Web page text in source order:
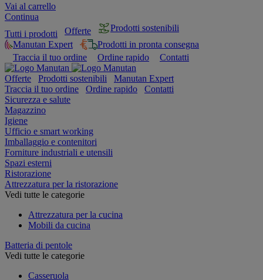
Vai al carrello
Continua
Tutti i prodotti
Offerte
Prodotti sostenibili
Manutan Expert
Prodotti in pronta consegna
Traccia il tuo ordine
Ordine rapido Contatti
Offerte Prodotti sostenibili
Manutan Expert
Traccia il tuo ordine
Ordine rapido
Contatti
Sicurezza e salute
Magazzino
Igiene
Ufficio e smart working
Imballaggio e contenitori
Forniture industriali e utensili
Spazi esterni
Ristorazione
Attrezzatura per la ristorazione
Vedi tutte le categorie
Attrezzatura per la cucina
Mobili da cucina
Batteria di pentole
Vedi tutte le categorie
Casseruola